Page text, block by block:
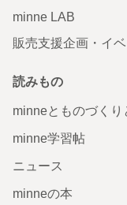
minne LAB
販売支援企画・イベ
読みもの
minneとものづくり
minne学習帖
ニュース
minneの本